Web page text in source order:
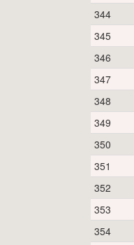
344
345
346
347
348
349
350
351
352
353
354